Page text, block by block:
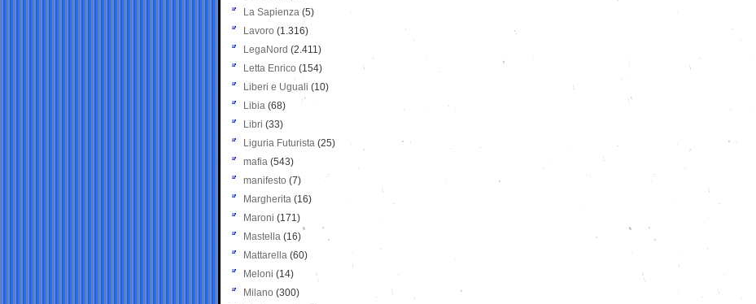
La Sapienza (5)
Lavoro (1.316)
LegaNord (2.411)
Letta Enrico (154)
Liberi e Uguali (10)
Libia (68)
Libri (33)
Liguria Futurista (25)
mafia (543)
manifesto (7)
Margherita (16)
Maroni (171)
Mastella (16)
Mattarella (60)
Meloni (14)
Milano (300)